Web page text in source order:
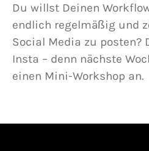
Du willst Deinen
endlich regelmäßig und
Social Media zu posten?
Insta – denn nächste
einen Mini-Workshop an.